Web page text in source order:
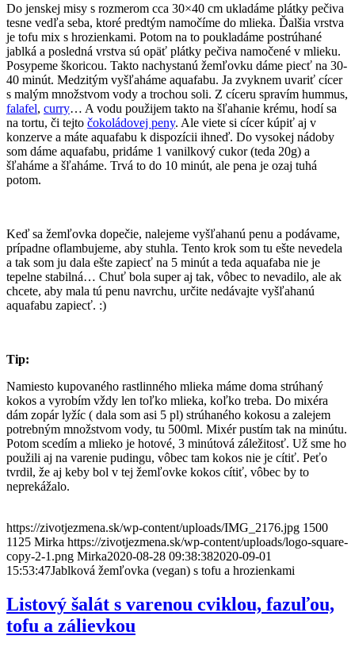
Do jenskej misy s rozmerom cca 30×40 cm ukladáme plátky pečiva
tesne vedľa seba, ktoré predtým namočíme do mlieka. Ďalšia vrstva
je tofu mix s hrozienkami. Potom na to poukladáme postrúhané
jablká a posledná vrstva sú opäť plátky pečiva namočené v mlieku.
Posypeme škoricou. Takto nachystanú žemľovku dáme piecť na 30-
40 minút. Medzitým vyšľaháme aquafabu. Ja zvyknem uvariť cícer
s malým množstvom vody a trochou soli. Z cíceru spravím hummus,
falafel, curry… A vodu použijem takto na šľahanie krému, hodí sa
na tortu, či tejto čokoládovej peny. Ale viete si cícer kúpiť aj v
konzerve a máte aquafabu k dispozícii ihneď. Do vysokej nádoby
som dáme aquafabu, pridáme 1 vanilkový cukor (teda 20g) a
šľaháme a šľaháme. Trvá to do 10 minút, ale pena je ozaj tuhá
potom.
Keď sa žemľovka dopečie, nalejeme vyšľahanú penu a podávame,
prípadne oflambujeme, aby stuhla. Tento krok som tu ešte nevedela
a tak som ju dala ešte zapiecť na 5 minút a teda aquafaba nie je
tepelne stabilná… Chuť bola super aj tak, vôbec to nevadilo, ale ak
chcete, aby mala tú penu navrchu, určite nedávajte vyšľahanú
aquafabu zapiecť. :)
Tip:
Namiesto kupovaného rastlinného mlieka máme doma strúhaný
kokos a vyrobím vždy len toľko mlieka, koľko treba. Do mixéra
dám zopár lyžíc ( dala som asi 5 pl) strúhaného kokosu a zalejem
potrebným množstvom vody, tu 500ml. Mixér pustím tak na minútu.
Potom scedím a mlieko je hotové, 3 minútová záležitosť. Už sme ho
použili aj na varenie pudingu, vôbec tam kokos nie je cítiť. Peťo
tvrdil, že aj keby bol v tej žemľovke kokos cítiť, vôbec by to
neprekážalo.
https://zivotjezmena.sk/wp-content/uploads/IMG_2176.jpg 1500
1125 Mirka https://zivotjezmena.sk/wp-content/uploads/logo-square-
copy-2-1.png Mirka2020-08-28 09:38:382020-09-01
15:53:47Jablková žemľovka (vegan) s tofu a hrozienkami
Listový šalát s varenou cviklou, fazuľou,
tofu a zálievkou